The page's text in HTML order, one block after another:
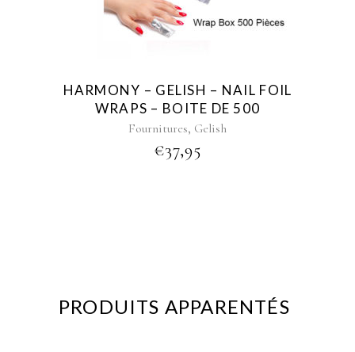
HARMONY – GELISH – NAIL FOIL
WRAPS – BOITE DE 500
Fournitures, Gelish
€37,95
PRODUITS APPARENTÉS